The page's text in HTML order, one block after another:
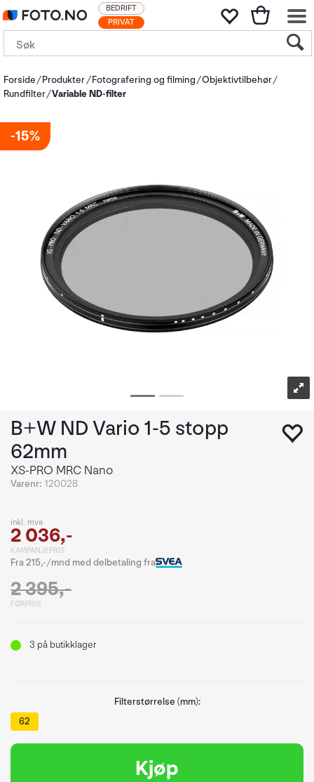
PRIVAT
BEDRIFT
Forside Produkter Fotografering og filming Objektivtilbehør
Rundfilter Variable ND-filter
15%
B+W ND Vario 1-5 stopp
62mm
XS-PRO MRC Nano
Varenr: 120028
inkl. mva
2 036,-
KAMPANJEPRIS
Fra 215,-/mnd med delbetaling fra
2 395,-
FØRPRIS
3 på butikklager
Filterstørrelse (mm):
62
Kjøp